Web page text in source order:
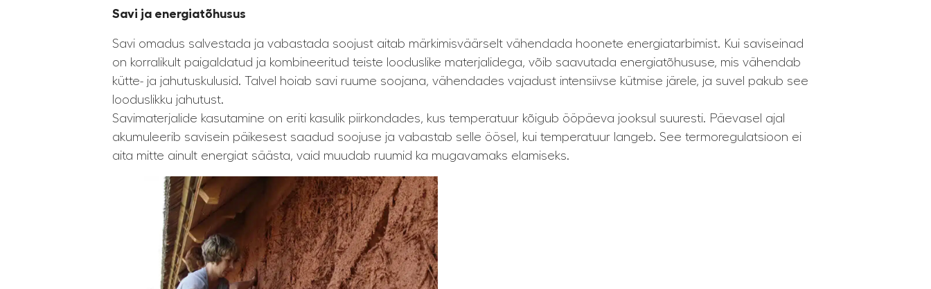
Savi ja energiatõhusus
Savi omadus salvestada ja vabastada soojust aitab märkimisväärselt vähendada hoonete energiatarbimist. Kui saviseinad
on korralikult paigaldatud ja kombineeritud teiste looduslike materjalidega, võib saavutada energiatõhususe, mis vähendab
kütte- ja jahutuskulusid. Talvel hoiab savi ruume soojana, vähendades vajadust intensiivse kütmise järele, ja suvel pakub see
looduslikku jahutust.
Savimaterjalide kasutamine on eriti kasulik piirkondades, kus temperatuur kõigub ööpäeva jooksul suuresti. Päevasel ajal
akumuleerib savisein päikesest saadud soojuse ja vabastab selle öösel, kui temperatuur langeb. See termoregulatsioon ei
aita mitte ainult energiat säästa, vaid muudab ruumid ka mugavamaks elamiseks.